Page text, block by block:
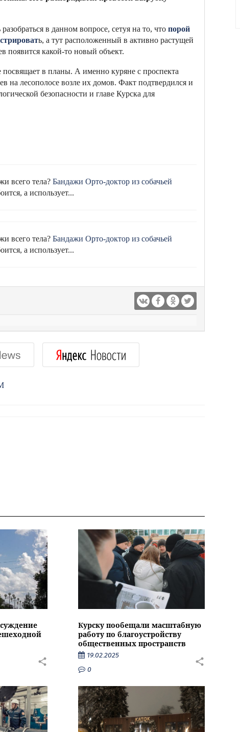
в данном вопросе, сетуя на то, что порой
ь, а тут расположенный в активно растущей
появится какой-то новый объект.
в планы. А именно куряне с проспекта
на лесополосе возле их домов. Факт подтвердился и
безопасности и главе Курска для
всего тела? Бандажи Орто-доктор из собачьей
а использует...
всего тела? Бандажи Орто-доктор из собачьей
а использует...
Курску пообещали масштабную
работу по благоустройству
общественных пространств
19.02.2025
0